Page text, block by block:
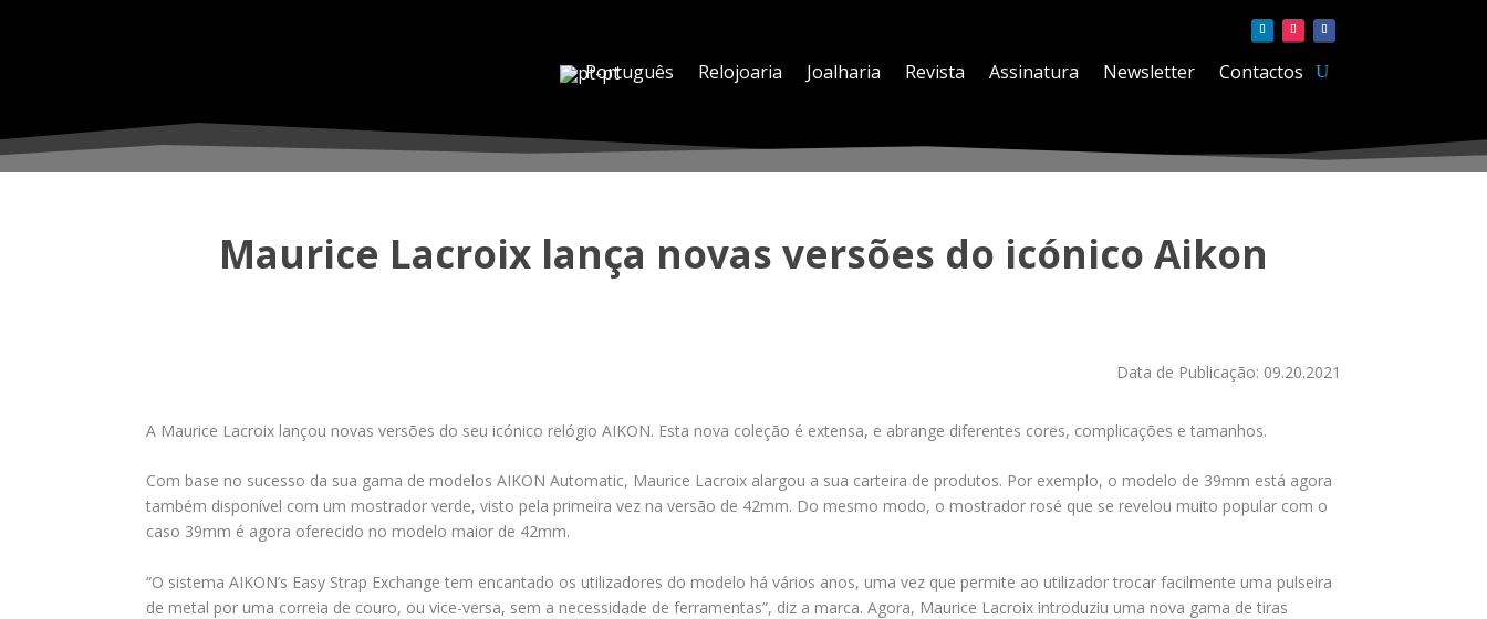
Português Relojoaria Joalharia Revista Assinatura Newsletter Contactos
Maurice Lacroix lança novas versões do icónico Aikon
Data de Publicação: 09.20.2021
A Maurice Lacroix lançou novas versões do seu icónico relógio AIKON. Esta nova coleção é extensa, e abrange diferentes cores, complicações e tamanhos.
Com base no sucesso da sua gama de modelos AIKON Automatic, Maurice Lacroix alargou a sua carteira de produtos. Por exemplo, o modelo de 39mm está agora
também disponível com um mostrador verde, visto pela primeira vez na versão de 42mm. Do mesmo modo, o mostrador rosé que se revelou muito popular com o
caso 39mm é agora oferecido no modelo maior de 42mm.
“O sistema AIKON’s Easy Strap Exchange tem encantado os utilizadores do modelo há vários anos, uma vez que permite ao utilizador trocar facilmente uma pulseira
de metal por uma correia de couro, ou vice-versa, sem a necessidade de ferramentas”, diz a marca. Agora, Maurice Lacroix introduziu uma nova gama de tiras